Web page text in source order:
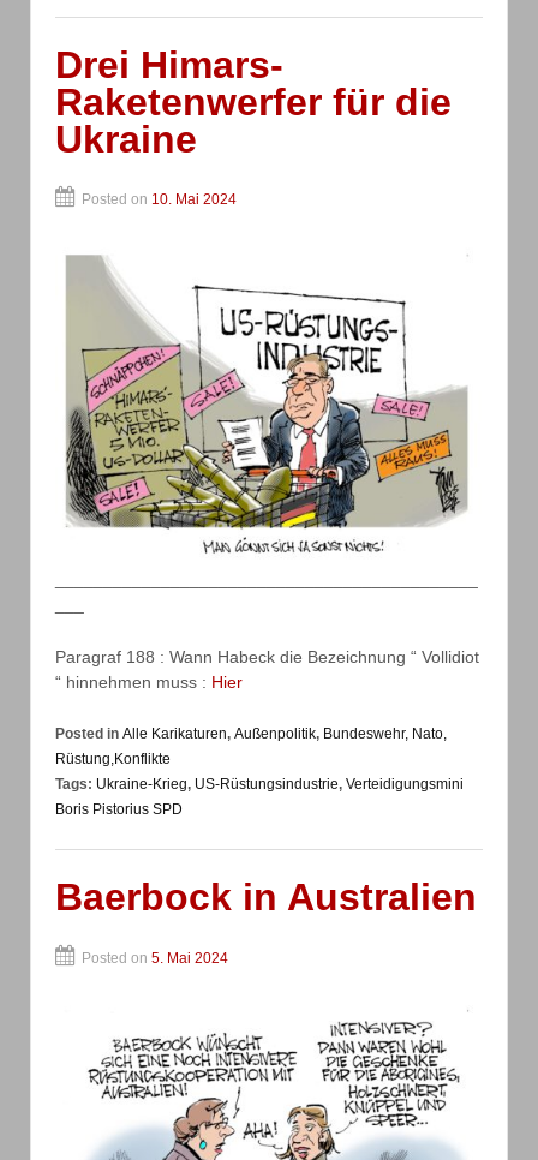
Drei Himars-
Raketenwerfer für die
Ukraine
Posted on 10. Mai 2024
Paragraf 188 : Wann Habeck die Bezeichnung “ Vollidiot
“ hinnehmen muss : Hier
Posted in Alle Karikaturen, Außenpolitik, Bundeswehr, Nato,
Rüstung,Konflikte
Tags: Ukraine-Krieg, US-Rüstungsindustrie, Verteidigungsmini
Boris Pistorius SPD
Baerbock in Australien
Posted on 5. Mai 2024